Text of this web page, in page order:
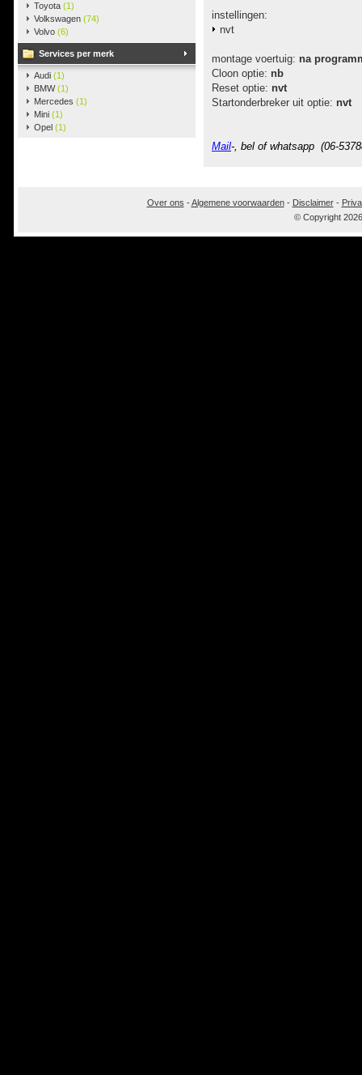
Toyota (1)
Volkswagen (74)
Volvo (6)
Services per merk
Audi (1)
BMW(1)
Mercedes (1)
Mini (1)
Opel (1)
instellingen:
nvt
montage voertuig: na
Cloon optie: nb
Reset optie: nvt
Startonderbreker uit optie: nvt
Mail-, bel of whatsapp (06-
Over ons -Algemene voorwaarden- Disclaimer-
© Copyright